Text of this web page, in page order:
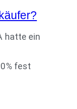
hatte ein
fest